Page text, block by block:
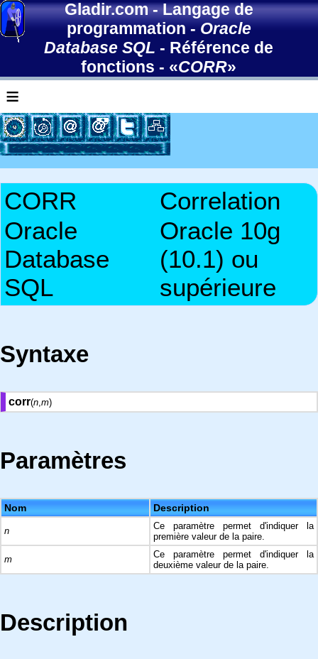
Gladir.com-Langage de
programmation-Oracle
Database SQL - Référence de
fonctions - «CORR»
≡
CORR
Correlation
Oracle
Database
SQL
Oracle 10g
(10.1) ou
supérieure
Syntaxe
corr(n,m)
Paramètres
Nom Description
n
Ce paramètre permet d'indiquer la
première valeur de la paire.
m
Ce paramètre permet d'indiquer la
deuxième valeur de la paire.
Description